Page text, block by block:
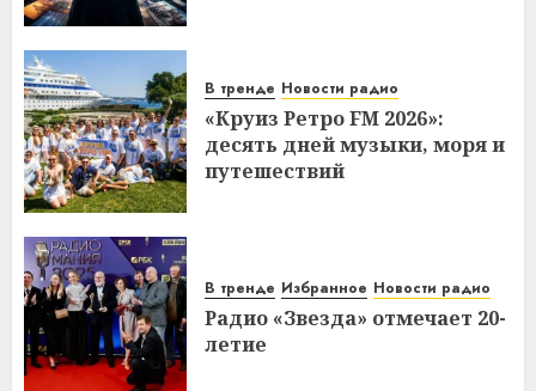
В тренде Новости радио
«Круиз Ретро FM 2026»:
десять дней музыки, моря и
путешествий
В тренде Избранное Новости радио
Радио «Звезда» отмечает 20-
летие